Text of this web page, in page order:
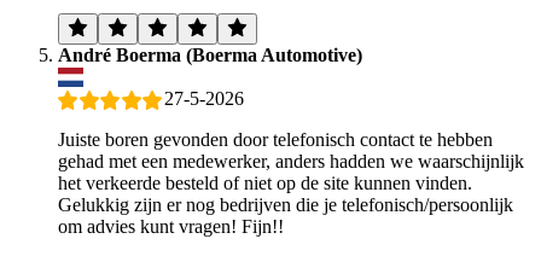
André Boerma (Boerma Automotive)
27-5-2026
Juiste boren gevonden door telefonisch contact te hebben
gehad met een medewerker, anders hadden we waarschijnlijk
het verkeerde besteld of niet op de site kunnen vinden.
Gelukkig zijn er nog bedrijven die je telefonisch/persoonlijk
om advies kunt vragen! Fijn!!